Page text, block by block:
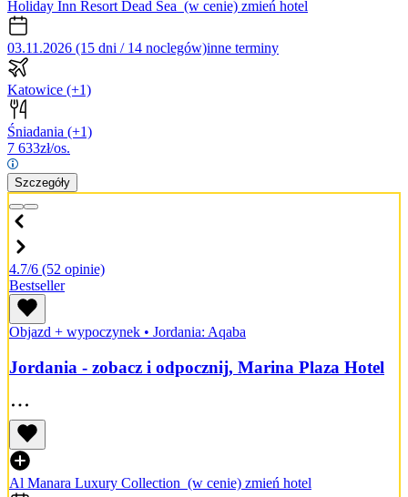
Holiday Inn Resort Dead Sea (w cenie) zmień hotel
03.11.2026 (15 dni / 14 noclegów)inne terminy
Katowice (+1)
Śniadania (+1)
7 633zł/os.
Szczegóły
4.7/6 (52 opinie)
Bestseller
Objazd + wypoczynek • Jordania: Aqaba
Jordania - zobacz i odpocznij, Marina Plaza Hotel
Al Manara Luxury Collection (w cenie) zmień hotel